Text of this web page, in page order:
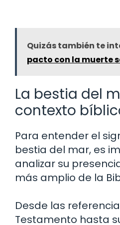
Quizás también te
pacto con la muerte
La bestia del
contexto
Para entender el
bestia del mar, es
analizar su
más amplio de la
Desde las
Testamento hasta